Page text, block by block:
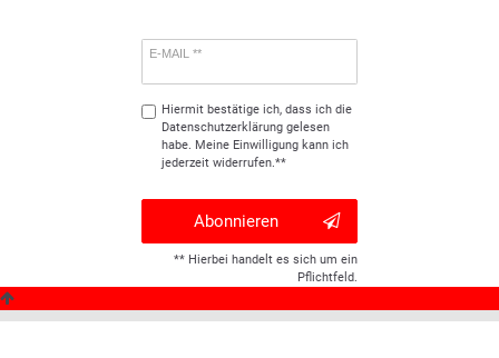
E-MAIL **
Hiermit bestätige ich, dass ich die
Daten­schutz­erklärunggelesen
habe. Meine Einwilligung kann ich
jederzeit widerrufen.**
Abonnieren
** Hierbei handelt es sich um ein
Pflichtfeld.